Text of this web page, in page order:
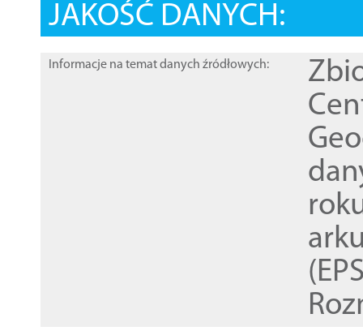
JAKOŚĆ DANYCH:
Informacje na temat danych źródłowych: